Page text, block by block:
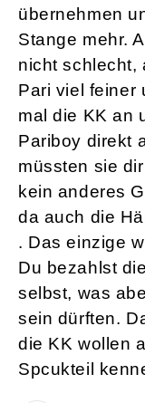
übernehmen
Stange mehr.
nicht schlecht,
Pari viel feiner
mal die KK an
Pariboy direkt
müssten sie
kein anderes
da auch die
. Das einzige
Du bezahlst
selbst, was
sein dürften.
die KK wollen
Spcukteil